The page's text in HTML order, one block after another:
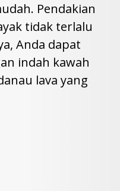
Pendakian
tidak terlalu
Anda dapat
indah kawah
lava yang